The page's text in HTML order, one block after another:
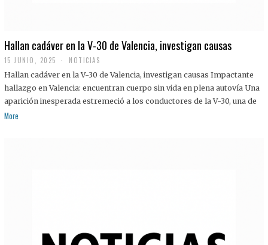
Hallan cadáver en la V-30 de Valencia, investigan causas
15 JUNIO, 2025 NOTICIAS
Hallan cadáver en la V-30 de Valencia, investigan causas Impactante
hallazgo en Valencia: encuentran cuerpo sin vida en plena autovía Una
aparición inesperada estremeció a los conductores de la V-30, una de
More